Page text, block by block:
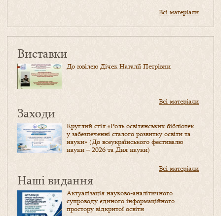
Всі матеріали
Виставки
До ювілею Дічек Наталії Петрівни
Всі матеріали
Заходи
Круглий стіл «Роль освітянських бібліотек
у забезпеченні сталого розвитку освіти та
науки» (До всеукраїнського фестивалю
науки – 2026 та Дня науки)
Всі матеріали
Наші видання
Актуалізація науково-аналітичного
супроводу єдиного інформаційного
простору відкритої освіти